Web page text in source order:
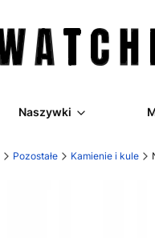
Naszywki
Pozostałe Kamienie i kule